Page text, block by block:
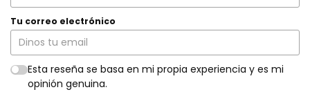
Tu correo electrónico
Esta reseña se basa en mi propia experiencia y es mi
opinión genuina.